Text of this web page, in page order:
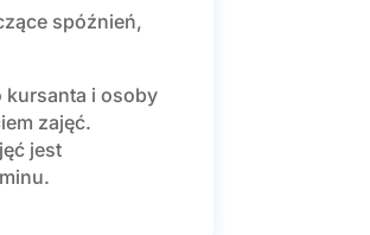
spóźnień,
kursanta i osoby
zajęć.
jest